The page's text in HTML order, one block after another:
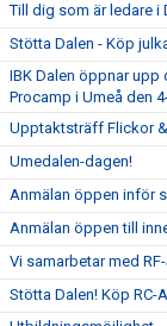
Till dig som är ledare i
Stötta Dalen - Köp
IBK Dalen öppnar
Procamp i Umeå den
Upptaktsträff Flickor
Umedalen-dagen!
Anmälan öppen inför
Anmälan öppen till
Vi samarbetar med RF-
Stötta Dalen! Köp